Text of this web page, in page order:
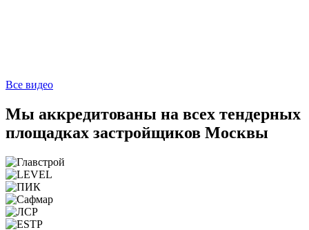
Все видео
Мы аккредитованы на всех тендерных
площадках застройщиков Москвы